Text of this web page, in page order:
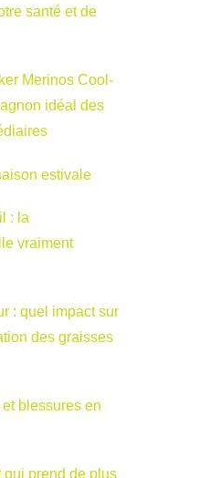
santé et de
Merinos Cool-
idéal des
estivale
: la
vraiment
: quel impact sur
des graisses
blessures en
qui prend de plus